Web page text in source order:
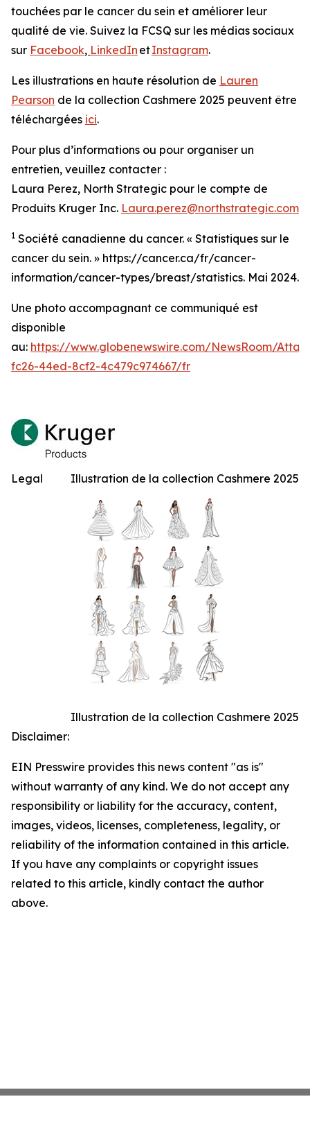
touchées par le cancer du sein et améliorer leur
qualité de vie. Suivez la FCSQ sur les médias sociaux
sur Facebook, LinkedIn etInstagram.
Les illustrations en haute résolution de Lauren
Pearson de la collection Cashmere 2025 peuvent être
téléchargées ici.
Pour plus d’informations ou pour organiser un
entretien, veuillez contacter :
Laura Perez, North Strategic pour le compte de
Produits Kruger Inc. Laura.perez@northstrategic.com
1 Société canadienne du cancer. « Statistiques sur le
cancer du sein. » https://cancer.ca/fr/cancer-
information/cancer-types/breast/statistics. Mai 2024.
Une photo accompagnant ce communiqué est
disponible
au: https://www.globenewswire.com/NewsRoom/
fc26-44ed-8cf2-4c479c974667/fr
Illustration de la collection Cashmere 2025
Illustration de la collection Cashmere 2025
Legal
Disclaimer:
EIN Presswire provides this news content "as is"
without warranty of any kind. We do not accept any
responsibility or liability for the accuracy, content,
images, videos, licenses, completeness, legality, or
reliability of the information contained in this article.
If you have any complaints or copyright issues
related to this article, kindly contact the author
above.